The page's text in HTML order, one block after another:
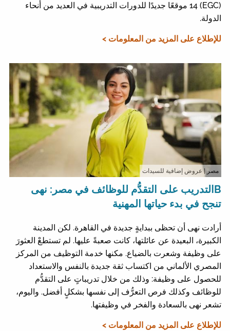
(EGC) 14 موقعًا جديدًا للدورات التدريبية في العديد من أنحاء
الدولة.
للإطلاع على المزيد من المعلومات >
مصر | عروض إضافية للسيدات
Bالتدريب على التقدُّم للوظائف في مصر: نهى
تنجح في بدء حياتها المهنية
أرادت نهى أن تحظى ببدايةٍ جديدة في القاهرة. لكن المدينة
الكبيرة، البعيدة عن عائلتها، كانت صعبةً عليها. لم تستطعْ العثورَ
على وظيفة وشعرت بالضياع. مكنها خدمة التوظيف من المركز
المصري الألماني من اكتساب ثقة جديدة بالنفس والاستعداد
للحصول على وظيفة: وذلك من خلال تدريباتٍ على التقدُّم
للوظائف وكذلك فرص التعرُّف إلى نفسها بشكلٍ أفضل. واليوم،
تشعر نهى بالسعادة والفخر في وظيفتها.
للإطلاع على المزيد من المعلومات >